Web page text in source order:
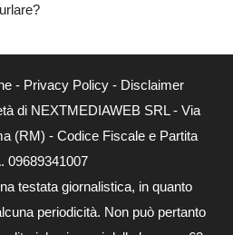
- Privacy Policy- Disclaimer
di NEXTMEDIAWEB SRL - Via
(RM) - Codice Fiscale e Partita
09689341007
testata giornalistica, in quanto
periodicità. Non può pertanto